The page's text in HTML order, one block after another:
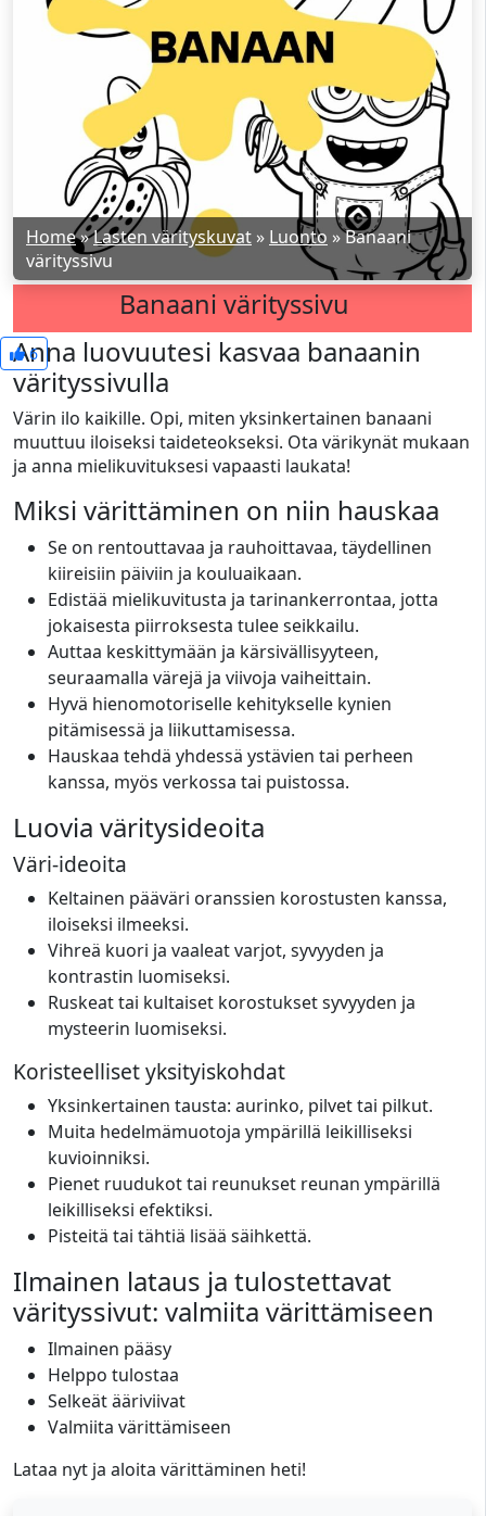
Home»Lasten värityskuvat » Luonto »Banaani
värityssivu
Banaani värityssivu
6
Anna luovuutesi kasvaa banaanin
värityssivulla
Värin ilo kaikille. Opi, miten yksinkertainen banaani
muuttuu iloiseksi taideteokseksi. Ota värikynät mukaan
ja anna mielikuvituksesi vapaasti laukata!
Miksi värittäminen on niin hauskaa
Se on rentouttavaa ja rauhoittavaa, täydellinen
kiireisiin päiviin ja kouluaikaan.
Edistää mielikuvitusta ja tarinankerrontaa, jotta
jokaisesta piirroksesta tulee seikkailu.
Auttaa keskittymään ja kärsivällisyyteen,
seuraamalla värejä ja viivoja vaiheittain.
Hyvä hienomotoriselle kehitykselle kynien
pitämisessä ja liikuttamisessa.
Hauskaa tehdä yhdessä ystävien tai perheen
kanssa, myös verkossa tai puistossa.
Luovia väritysideoita
Väri-ideoita
Keltainen pääväri oranssien korostusten kanssa,
iloiseksi ilmeeksi.
Vihreä kuori ja vaaleat varjot, syvyyden ja
kontrastin luomiseksi.
Ruskeat tai kultaiset korostukset syvyyden ja
mysteerin luomiseksi.
Koristeelliset yksityiskohdat
Yksinkertainen tausta: aurinko, pilvet tai pilkut.
Muita hedelmämuotoja ympärillä leikilliseksi
kuvioinniksi.
Pienet ruudukot tai reunukset reunan ympärillä
leikilliseksi efektiksi.
Pisteitä tai tähtiä lisää säihkettä.
Ilmainen lataus ja tulostettavat
värityssivut: valmiita värittämiseen
Ilmainen pääsy
Helppo tulostaa
Selkeät ääriviivat
Valmiita värittämiseen
Lataa nyt ja aloita värittäminen heti!